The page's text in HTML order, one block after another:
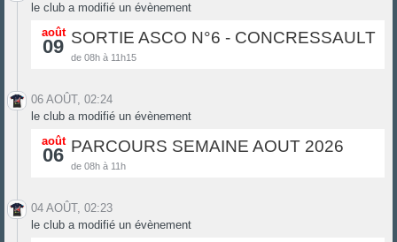
le club a modifié un évènement
août
09 SORTIE ASCO N°6 - CONCRESSAULT
de 08h à 11h15
06 AOÛT, 02:24
le club a modifié un évènement
août
06 PARCOURS SEMAINE AOUT 2026
de 08h à 11h
04 AOÛT, 02:23
le club a modifié un évènement